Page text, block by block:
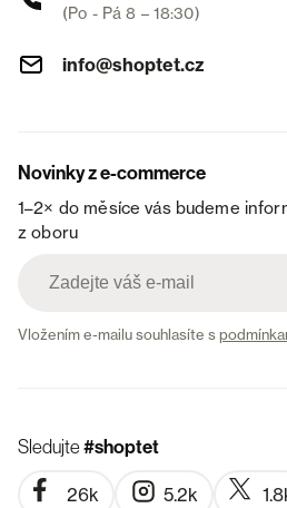
(Po - Pá 8 – 18:30)
info@shoptet.cz
Novinky z e-commerce
1–2× do měsíce vás budeme
z oboru
Vložením e-mailu souhlasíte s
Sledujte#shoptet
26k 5.2k